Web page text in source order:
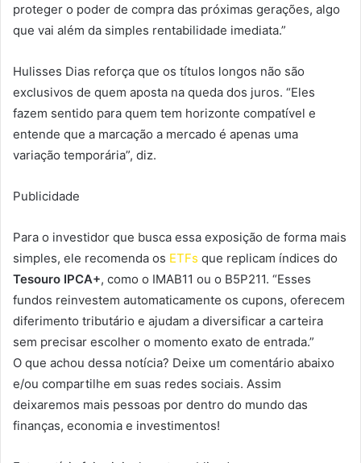
proteger o poder de compra das próximas gerações, algo
que vai além da simples rentabilidade imediata.”
Hulisses Dias reforça que os títulos longos não são
exclusivos de quem aposta na queda dos juros. “Eles
fazem sentido para quem tem horizonte compatível e
entende que a marcação a mercado é apenas uma
variação temporária”, diz.
Publicidade
Para o investidor que busca essa exposição de forma mais
simples, ele recomenda os ETFs que replicam índices do
Tesouro IPCA+, como o IMAB11 ou o B5P211. “Esses
fundos reinvestem automaticamente os cupons, oferecem
diferimento tributário e ajudam a diversificar a carteira
sem precisar escolher o momento exato de entrada.”
O que achou dessa notícia? Deixe um comentário abaixo
e/ou compartilhe em suas redes sociais. Assim
deixaremos mais pessoas por dentro do mundo das
finanças, economia e investimentos!